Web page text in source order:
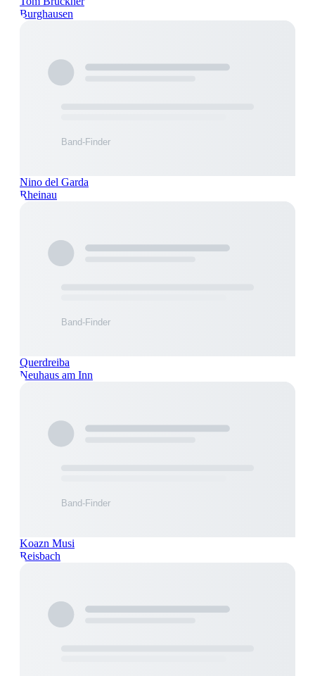
Burghausen
Nino del Garda
Rheinau
Querdreiba
Neuhaus am Inn
Koazn Musi
Reisbach